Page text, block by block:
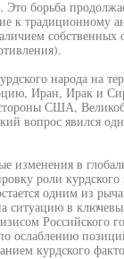
борьба
к традиционному
собственных
народа на
Иран, Ирак и
США,
вопрос явился
изменения в
роли
одним из
ситуацию в
Российского
ослаблению
курдского